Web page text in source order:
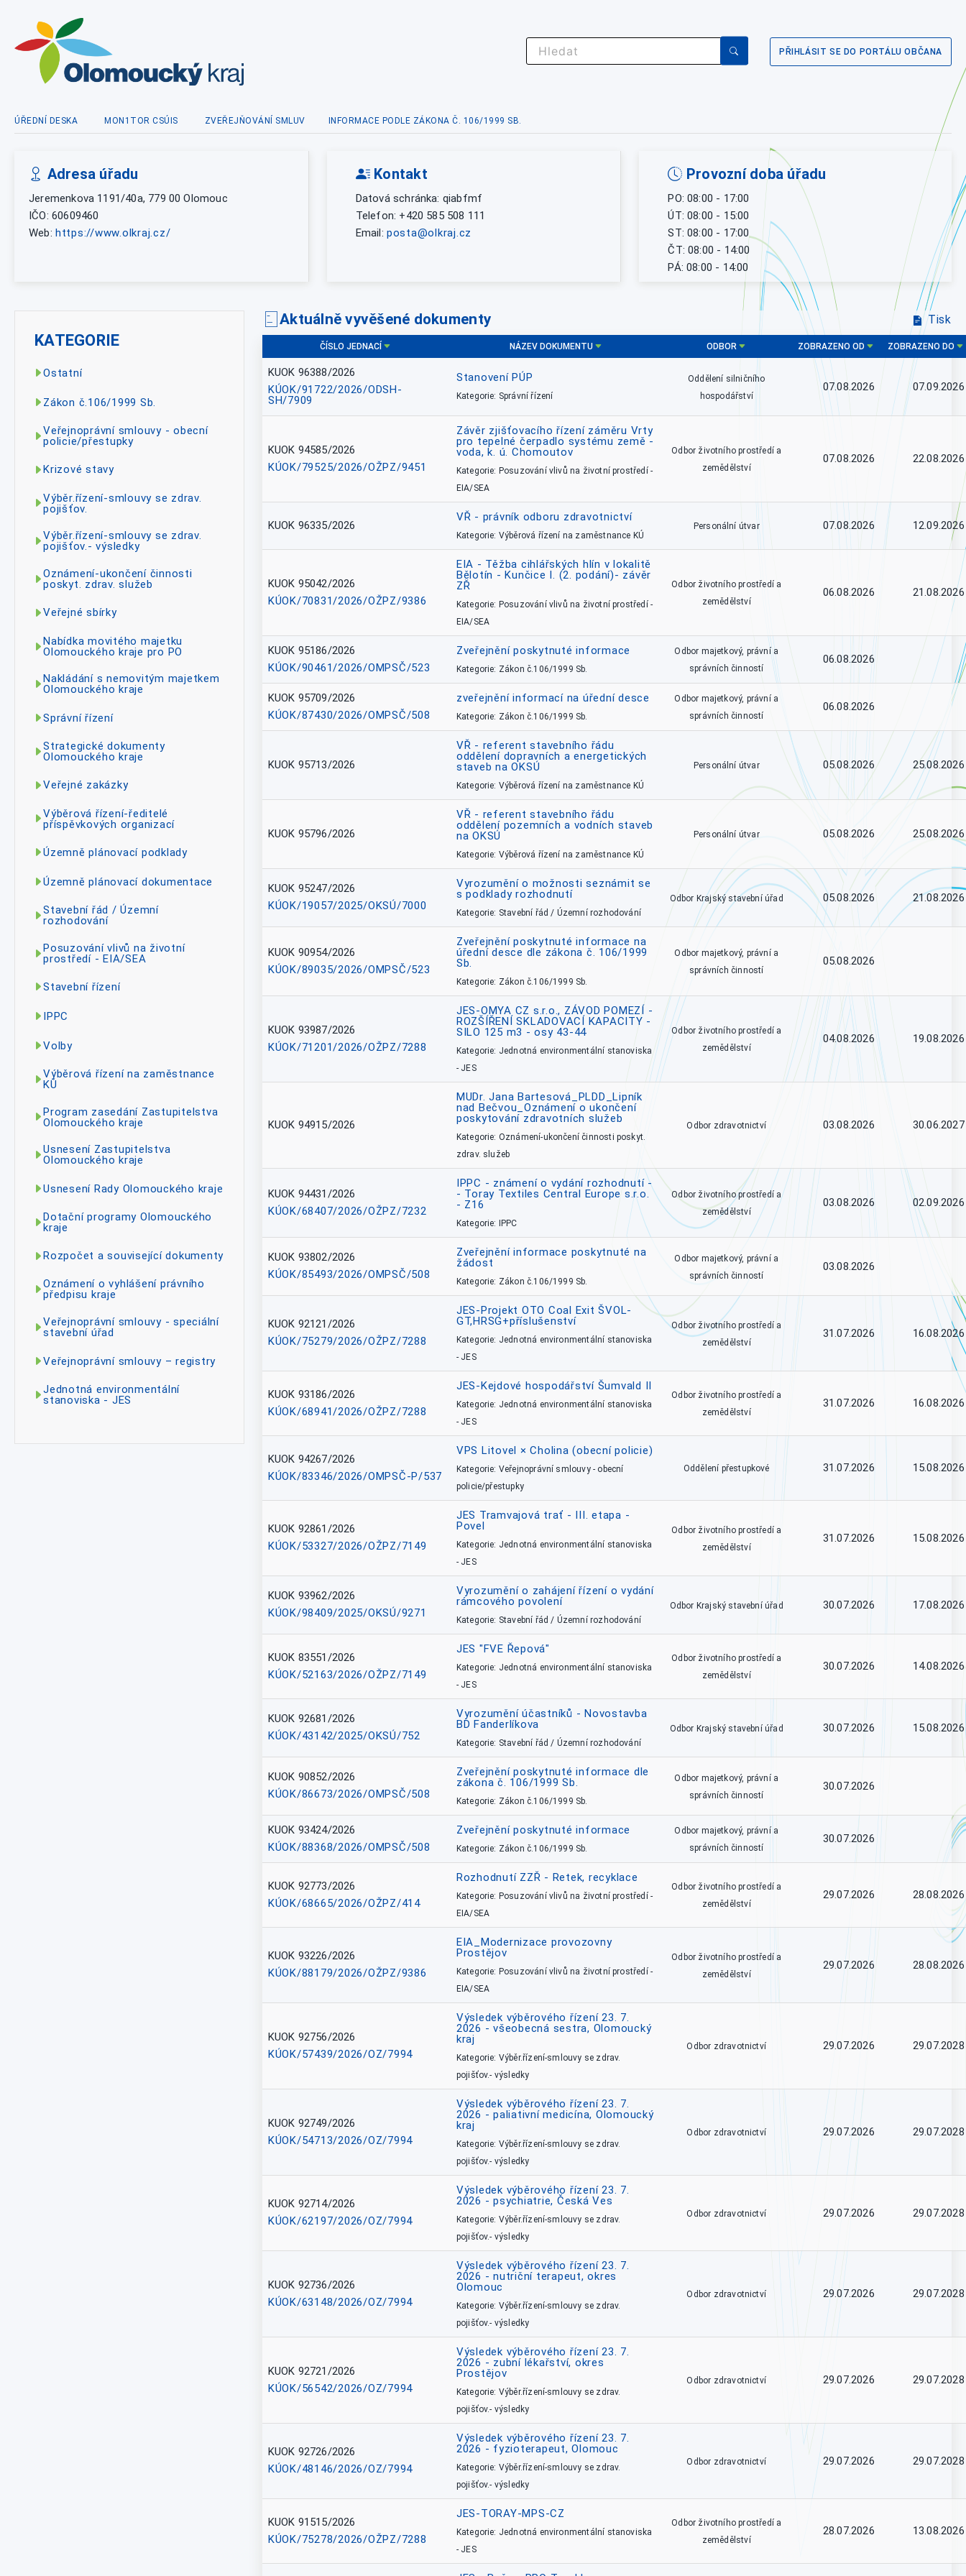
PŘIHLÁSIT SE DO PORTÁLU OBČANA
ÚŘEDNÍ DESKA MON1TOR CSÚIS ZVEŘEJŇOVÁNÍ SMLUV INFORMACE PODLE ZÁKONA Č. 106/1999 SB.
Adresa úřadu
Jeremenkova 1191/40a, 779 00 Olomouc
IČO: 60609460
Web: https://www.olkraj.cz/
Kontakt
Datová schránka: qiabfmf
Telefon: +420 585 508 111
Email: posta@olkraj.cz
Provozní doba úřadu
PO: 08:00 - 17:00
ÚT: 08:00 - 15:00
ST: 08:00 - 17:00
ČT: 08:00 - 14:00
PÁ: 08:00 - 14:00
KATEGORIE
Ostatní
Zákon č.106/1999 Sb.
Veřejnoprávní smlouvy - obecní
policie/přestupky
Krizové stavy
Výběr.řízení-smlouvy se zdrav.
pojišťov.
Výběr.řízení-smlouvy se zdrav.
pojišťov.- výsledky
Oznámení-ukončení činnosti
poskyt. zdrav. služeb
Veřejné sbírky
Nabídka movitého majetku
Olomouckého kraje pro PO
Nakládání s nemovitým majetkem
Olomouckého kraje
Správní řízení
Strategické dokumenty
Olomouckého kraje
Veřejné zakázky
Výběrová řízení-ředitelé
příspěvkových organizací
Územně plánovací podklady
Územně plánovací dokumentace
Stavební řád / Územní
rozhodování
Posuzování vlivů na životní
prostředí - EIA/SEA
Stavební řízení
IPPC
Volby
Výběrová řízení na zaměstnance
KÚ
Program zasedání Zastupitelstva
Olomouckého kraje
Usnesení Zastupitelstva
Olomouckého kraje
Usnesení Rady Olomouckého kraje
Dotační programy Olomouckého
kraje
Rozpočet a související dokumenty
Oznámení o vyhlášení právního
předpisu kraje
Veřejnoprávní smlouvy - speciální
stavební úřad
Veřejnoprávní smlouvy – registry
Jednotná environmentální
stanoviska - JES
Aktuálně vyvěšené dokumenty Tisk
ČÍSLO JEDNACÍ NÁZEV DOKUMENTU ODBOR ZOBRAZENO OD ZOBRAZENO DO
KUOK 96388/2026
KÚOK/91722/2026/ODSH-
SH/7909
Stanovení PÚP
Kategorie: Správní řízení
Oddělení silničního
hospodářství
07.08.2026 07.09.2026
KUOK 94585/2026
KÚOK/79525/2026/OŽPZ/9451
Závěr zjišťovacího řízení záměru Vrty
pro tepelné čerpadlo systému země -
voda, k. ú. Chomoutov
Kategorie: Posuzování vlivů na životní prostředí -
EIA/SEA
Odbor životního prostředí a
zemědělství
07.08.2026 22.08.2026
KUOK 96335/2026
VŘ - právník odboru zdravotnictví
Kategorie: Výběrová řízení na zaměstnance KÚ
Personální útvar 07.08.2026 12.09.2026
KUOK 95042/2026
KÚOK/70831/2026/OŽPZ/9386
EIA - Těžba cihlářských hlín v lokalitě
Bělotín - Kunčice I. (2. podání)- závěr
ZŘ
Kategorie: Posuzování vlivů na životní prostředí -
EIA/SEA
Odbor životního prostředí a
zemědělství
06.08.2026 21.08.2026
KUOK 95186/2026
KÚOK/90461/2026/OMPSČ/523
Zveřejnění poskytnuté informace
Kategorie: Zákon č.106/1999 Sb.
Odbor majetkový, právní a
správních činností
06.08.2026
KUOK 95709/2026
KÚOK/87430/2026/OMPSČ/508
zveřejnění informací na úřední desce
Kategorie: Zákon č.106/1999 Sb.
Odbor majetkový, právní a
správních činností
06.08.2026
KUOK 95713/2026
VŘ - referent stavebního řádu
oddělení dopravních a energetických
staveb na OKSÚ
Kategorie: Výběrová řízení na zaměstnance KÚ
Personální útvar 05.08.2026 25.08.2026
KUOK 95796/2026
VŘ - referent stavebního řádu
oddělení pozemních a vodních staveb
na OKSÚ
Kategorie: Výběrová řízení na zaměstnance KÚ
Personální útvar 05.08.2026 25.08.2026
KUOK 95247/2026
KÚOK/19057/2025/OKSÚ/7000
Vyrozumění o možnosti seznámit se
s podklady rozhodnutí
Kategorie: Stavební řád / Územní rozhodování
Odbor Krajský stavební úřad 05.08.2026 21.08.2026
KUOK 90954/2026
KÚOK/89035/2026/OMPSČ/523
Zveřejnění poskytnuté informace na
úřední desce dle zákona č. 106/1999
Sb.
Kategorie: Zákon č.106/1999 Sb.
Odbor majetkový, právní a
správních činností
05.08.2026
KUOK 93987/2026
KÚOK/71201/2026/OŽPZ/7288
JES-OMYA CZ s.r.o., ZÁVOD POMEZÍ -
ROZŠÍŘENÍ SKLADOVACÍ KAPACITY -
SILO 125 m3 - osy 43-44
Kategorie: Jednotná environmentální stanoviska
- JES
Odbor životního prostředí a
zemědělství
04.08.2026 19.08.2026
KUOK 94915/2026
MUDr. Jana Bartesová_PLDD_Lipník
nad Bečvou_Oznámení o ukončení
poskytování zdravotních služeb
Kategorie: Oznámení-ukončení činnosti poskyt.
zdrav. služeb
Odbor zdravotnictví 03.08.2026 30.06.2027
KUOK 94431/2026
KÚOK/68407/2026/OŽPZ/7232
IPPC - známení o vydání rozhodnutí -
- Toray Textiles Central Europe s.r.o.
- Z16
Kategorie: IPPC
Odbor životního prostředí a
zemědělství
03.08.2026 02.09.2026
KUOK 93802/2026
KÚOK/85493/2026/OMPSČ/508
Zveřejnění informace poskytnuté na
žádost
Kategorie: Zákon č.106/1999 Sb.
Odbor majetkový, právní a
správních činností
03.08.2026
KUOK 92121/2026
KÚOK/75279/2026/OŽPZ/7288
JES-Projekt OTO Coal Exit ŠVOL-
GT,HRSG+příslušenství
Kategorie: Jednotná environmentální stanoviska
- JES
Odbor životního prostředí a
zemědělství
31.07.2026 16.08.2026
KUOK 93186/2026
KÚOK/68941/2026/OŽPZ/7288
JES-Kejdové hospodářství Šumvald II
Kategorie: Jednotná environmentální stanoviska
- JES
Odbor životního prostředí a
zemědělství
31.07.2026 16.08.2026
KUOK 94267/2026
KÚOK/83346/2026/OMPSČ-P/537
VPS Litovel × Cholina (obecní policie)
Kategorie: Veřejnoprávní smlouvy - obecní
policie/přestupky
Oddělení přestupkové 31.07.2026 15.08.2026
KUOK 92861/2026
KÚOK/53327/2026/OŽPZ/7149
JES Tramvajová trať - III. etapa -
Povel
Kategorie: Jednotná environmentální stanoviska
- JES
Odbor životního prostředí a
zemědělství
31.07.2026 15.08.2026
KUOK 93962/2026
KÚOK/98409/2025/OKSÚ/9271
Vyrozumění o zahájení řízení o vydání
rámcového povolení
Kategorie: Stavební řád / Územní rozhodování
Odbor Krajský stavební úřad 30.07.2026 17.08.2026
KUOK 83551/2026
KÚOK/52163/2026/OŽPZ/7149
JES "FVE Řepová"
Kategorie: Jednotná environmentální stanoviska
- JES
Odbor životního prostředí a
zemědělství
30.07.2026 14.08.2026
KUOK 92681/2026
KÚOK/43142/2025/OKSÚ/752
Vyrozumění účastníků - Novostavba
BD Fanderlíkova
Kategorie: Stavební řád / Územní rozhodování
Odbor Krajský stavební úřad 30.07.2026 15.08.2026
KUOK 90852/2026
KÚOK/86673/2026/OMPSČ/508
Zveřejnění poskytnuté informace dle
zákona č. 106/1999 Sb.
Kategorie: Zákon č.106/1999 Sb.
Odbor majetkový, právní a
správních činností
30.07.2026
KUOK 93424/2026
KÚOK/88368/2026/OMPSČ/508
Zveřejnění poskytnuté informace
Kategorie: Zákon č.106/1999 Sb.
Odbor majetkový, právní a
správních činností
30.07.2026
KUOK 92773/2026
KÚOK/68665/2026/OŽPZ/414
Rozhodnutí ZZŘ - Retek, recyklace
Kategorie: Posuzování vlivů na životní prostředí -
EIA/SEA
Odbor životního prostředí a
zemědělství
29.07.2026 28.08.2026
KUOK 93226/2026
KÚOK/88179/2026/OŽPZ/9386
EIA_Modernizace provozovny
Prostějov
Kategorie: Posuzování vlivů na životní prostředí -
EIA/SEA
Odbor životního prostředí a
zemědělství
29.07.2026 28.08.2026
KUOK 92756/2026
KÚOK/57439/2026/OZ/7994
Výsledek výběrového řízení 23. 7.
2026 - všeobecná sestra, Olomoucký
kraj
Kategorie: Výběr.řízení-smlouvy se zdrav.
pojišťov.- výsledky
Odbor zdravotnictví 29.07.2026 29.07.2028
KUOK 92749/2026
KÚOK/54713/2026/OZ/7994
Výsledek výběrového řízení 23. 7.
2026 - paliativní medicína, Olomoucký
kraj
Kategorie: Výběr.řízení-smlouvy se zdrav.
pojišťov.- výsledky
Odbor zdravotnictví 29.07.2026 29.07.2028
KUOK 92714/2026
KÚOK/62197/2026/OZ/7994
Výsledek výběrového řízení 23. 7.
2026 - psychiatrie, Česká Ves
Kategorie: Výběr.řízení-smlouvy se zdrav.
pojišťov.- výsledky
Odbor zdravotnictví 29.07.2026 29.07.2028
KUOK 92736/2026
KÚOK/63148/2026/OZ/7994
Výsledek výběrového řízení 23. 7.
2026 - nutriční terapeut, okres
Olomouc
Kategorie: Výběr.řízení-smlouvy se zdrav.
pojišťov.- výsledky
Odbor zdravotnictví 29.07.2026 29.07.2028
KUOK 92721/2026
KÚOK/56542/2026/OZ/7994
Výsledek výběrového řízení 23. 7.
2026 - zubní lékařství, okres
Prostějov
Kategorie: Výběr.řízení-smlouvy se zdrav.
pojišťov.- výsledky
Odbor zdravotnictví 29.07.2026 29.07.2028
KUOK 92726/2026
KÚOK/48146/2026/OZ/7994
Výsledek výběrového řízení 23. 7.
2026 - fyzioterapeut, Olomouc
Kategorie: Výběr.řízení-smlouvy se zdrav.
pojišťov.- výsledky
Odbor zdravotnictví 29.07.2026 29.07.2028
KUOK 91515/2026
KÚOK/75278/2026/OŽPZ/7288
JES-TORAY-MPS-CZ
Kategorie: Jednotná environmentální stanoviska
- JES
Odbor životního prostředí a
zemědělství
28.07.2026 13.08.2026